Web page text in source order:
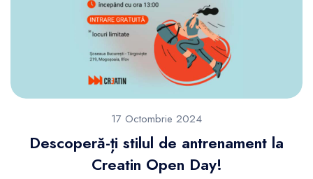
17 Octombrie 2024
Descoperă-ți stilul de antrenament la
Creatin Open Day!